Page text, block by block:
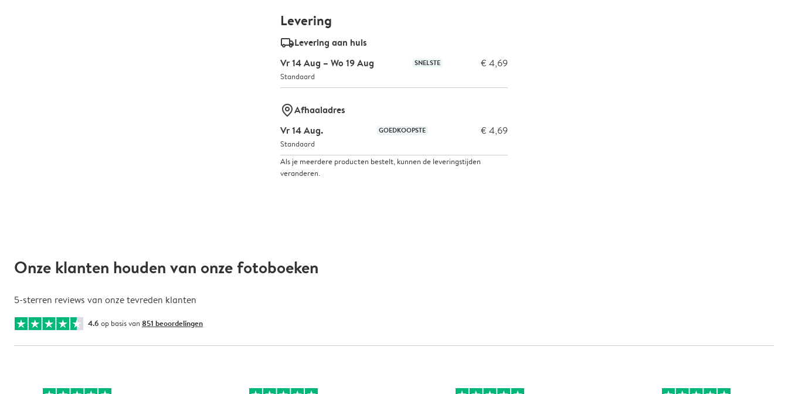
Levering
delivery_standard_v2Levering aan huis
Vr 14 Aug – Wo 19 Aug
SNELSTE € 4,69
Standaard
marker-pinAfhaaladres
Vr 14 Aug.
GOEDKOOPSTE € 4,69
Standaard
Als je meerdere producten bestelt, kunnen de leveringstijden
veranderen.
Onze klanten houden van onze fotoboeken
5-sterren reviews van onze tevreden klanten
4.6 op basis van 851 beoordelingen